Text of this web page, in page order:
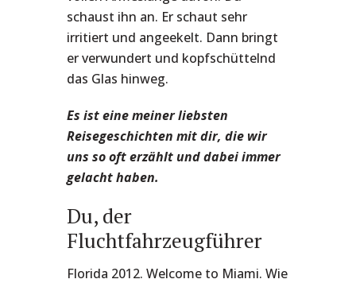
schaust ihn an. Er schaut sehr
irritiert und angeekelt. Dann bringt
er verwundert und kopfschüttelnd
das Glas hinweg.
Es ist eine meiner liebsten
Reisegeschichten mit dir, die wir
uns so oft erzählt und dabei immer
gelacht haben.
Du, der
Fluchtfahrzeugführer
Florida 2012. Welcome to Miami. Wie